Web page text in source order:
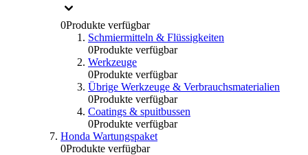
0Produkte verfügbar
Schmiermitteln & Flüssigkeiten
0Produkte verfügbar
Werkzeuge
0Produkte verfügbar
Übrige Werkzeuge & Verbrauchsmaterialien
0Produkte verfügbar
Coatings & spuitbussen
0Produkte verfügbar
Honda Wartungspaket
0Produkte verfügbar